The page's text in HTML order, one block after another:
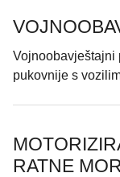
Vojnoobavještajni
pukovnije s
RATNE